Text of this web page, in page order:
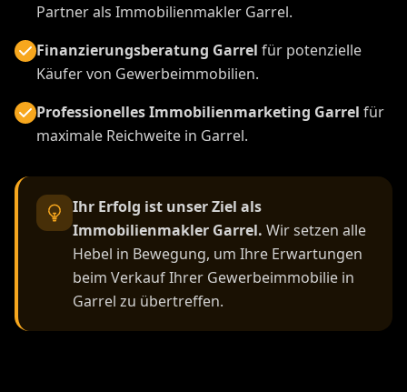
Partner als Immobilienmakler Garrel.
Finanzierungsberatung Garrel für potenzielle
Käufer von Gewerbeimmobilien.
Professionelles Immobilienmarketing Garrel für
maximale Reichweite in Garrel.
Ihr Erfolg ist unser Ziel als
Immobilienmakler Garrel. Wir setzen alle
Hebel in Bewegung, um Ihre Erwartungen
beim Verkauf Ihrer Gewerbeimmobilie in
Garrel zu übertreffen.